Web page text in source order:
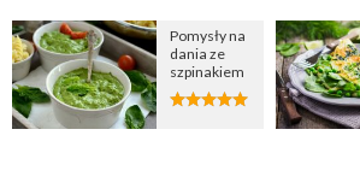
Pomysły na
dania ze
szpinakiem